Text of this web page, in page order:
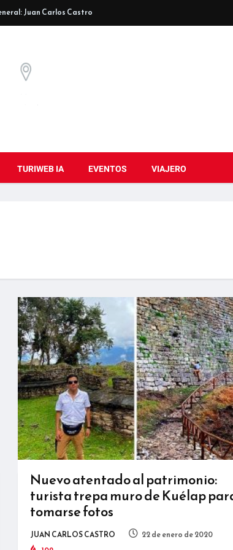
Juan Carlos Castro
TURIWEB IA EVENTOS VIAJERO
Nuevo atentado al patrimonio:
turista trepa muro de Kuélap
tomarse fotos
JUAN CARLOS CASTRO
22 de enero de 2020